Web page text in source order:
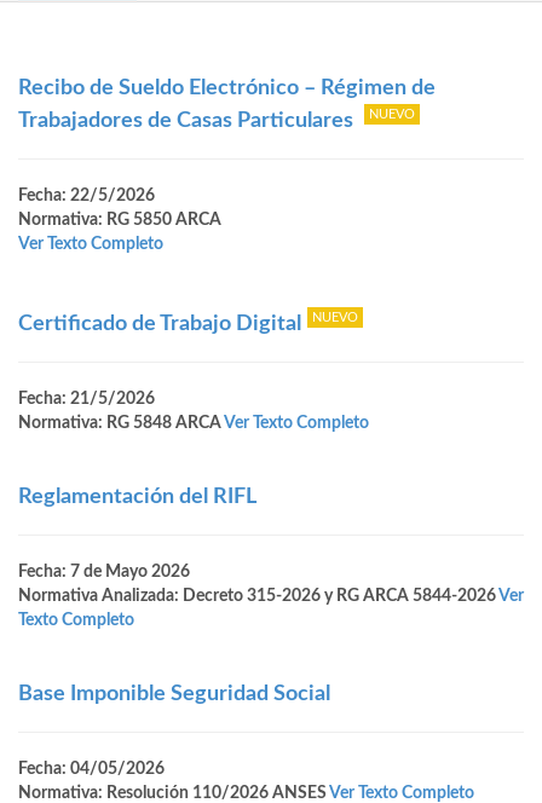
Recibo de Sueldo Electrónico – Régimen de
Trabajadores de Casas Particulares
Fecha: 22/5/2026
Normativa: RG 5850 ARCA
Ver Texto Completo
Certificado de Trabajo Digital
Fecha: 21/5/2026
Normativa: RG 5848 ARCAVer Texto Completo
Reglamentación del RIFL
Fecha: 7 de Mayo 2026
Normativa Analizada: Decreto 315-2026 y RG ARCA 5844-2026Ver
Texto Completo
Base Imponible Seguridad Social
Fecha: 04/05/2026
Normativa: Resolución 110/2026 ANSES Ver Texto Completo